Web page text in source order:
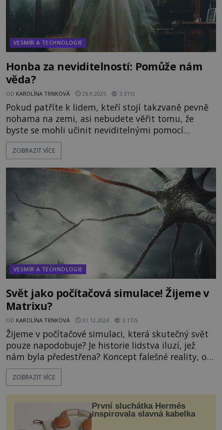
VESMÍR A TECHNOLOGIE
Honba za neviditelností: Pomůže nám
věda?
OD KAROLÍNA TRNKOVÁ 26.9.2025 3.3TIS
Pokud patříte k lidem, kteří stojí takzvaně pevně
nohama na zemi, asi nebudete věřit tomu, že
byste se mohli učinit neviditelnými pomocí
nějakého kouzelného prstenu, čapky či pláště.
Přesto se ani vy nemusíte vzdát snu o
že neviditelnost máme doslova na dosah ruky! Při
několika experimentech prokázali, že ztratit se
někomu z očí není nemožné.
ZOBRAZIT VÍCE
VESMÍR A TECHNOLOGIE
Svět jako počítačová simulace! Žijeme v
Matrixu?
OD KAROLÍNA TRNKOVÁ 31.12.2024 3.1TIS
Žijeme v počítačové simulaci, která skutečný svět
pouze napodobuje? Je historie lidstva iluzí, jež
nám byla předestřena? Koncept falešné reality, o
které vypovídá americký sci-fi film Matrix, zkoumá
mnoho vědců. Již v roce 1982, tedy 17 let před tím,
filmového trháku, provede tým Alaina Aspecta
(*1947) na univerzitě v Paříži významný, leč dnes
již zapom
ZOBRAZIT VÍCE
První sluchátka Hermés
inspirovala slavná kabelka